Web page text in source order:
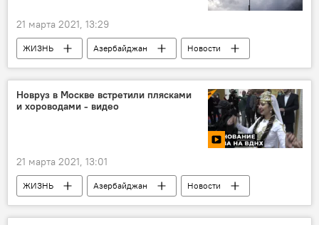
21 марта 2021, 13:29
ЖИЗНЬ Азербайджан
Новости
Понедельник
Новруз в Москве встретили плясками
и хороводами - видео
21 марта 2021, 13:01
ЖИЗНЬ Азербайджан
Новости
Россия
МУЛЬТИМЕДИА Видео